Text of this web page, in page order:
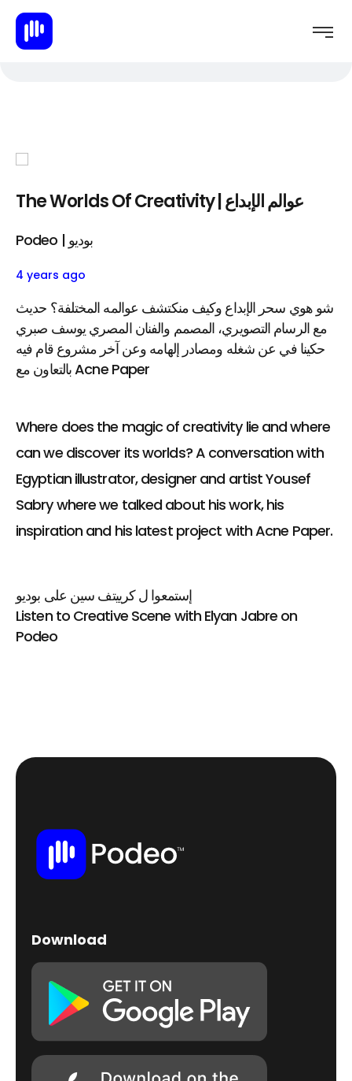
The Worlds Of Creativity | عوالم الإبداع
Podeo | بوديو
4 years ago
شو هوي سحر الإبداع وكيف منكتشف عوالمه المختلفة؟ حديث
مع الرسام التصويري، المصمم والفنان المصري يوسف صبري
حكينا في عن شغله ومصادر إلهامه وعن آخر مشروع قام فيه
بالتعاون مع Acne Paper
Where does the magic of creativity lie and where
can we discover its worlds? A conversation with
Egyptian illustrator, designer and artist Yousef
Sabry where we talked about his work, his
inspiration and his latest project with Acne Paper.
إستمعوا ل كرييتف سين على بوديو
Listen to Creative Scene with Elyan Jabre on
Podeo
Download